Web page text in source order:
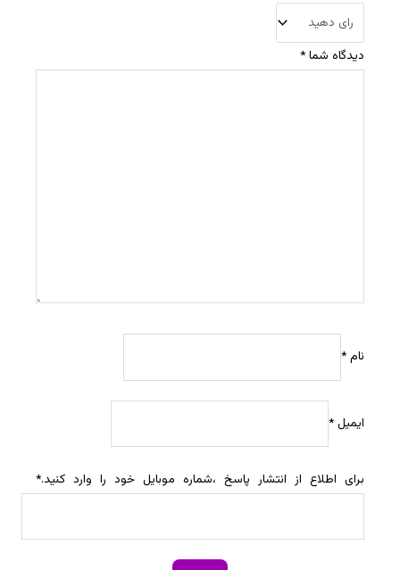
دیدگاه شما*
نام*
ایمیل*
برای اطلاع از انتشار پاسخ ،شماره موبایل خود را وارد کنید.*